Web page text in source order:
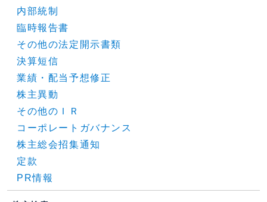
内部統制
臨時報告書
その他の法定開示書類
決算短信
業績・配当予想修正
株主異動
その他のＩＲ
コーポレートガバナンス
株主総会招集通知
定款
PR情報